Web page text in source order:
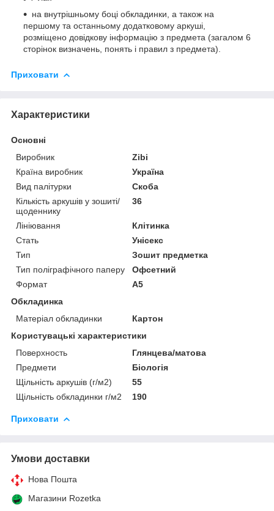
на внутрішньому боці обкладинки, а також на
першому та останньому додатковому аркуші,
розміщено довідкову інформацію з предмета (загалом 6
сторінок визначень, понять і правил з предмета).
Приховати
Характеристики
Основні
Виробник
Zibi
Країна виробник
Україна
Вид палітурки
Скоба
Кількість аркушів у зошиті/
щоденнику
36
Лініювання
Клітинка
Стать
Унісекс
Тип
Зошит предметка
Тип поліграфічного паперу
Офсетний
Формат
A5
Обкладинка
Матеріал обкладинки
Картон
Користувацькі характеристики
Поверхность
Глянцева/матова
Предмети
Біологія
Щільність аркушів (г/м2)
55
Щільність обкладинки г/м2
190
Приховати
Умови доставки
Нова Пошта
Магазини Rozetka